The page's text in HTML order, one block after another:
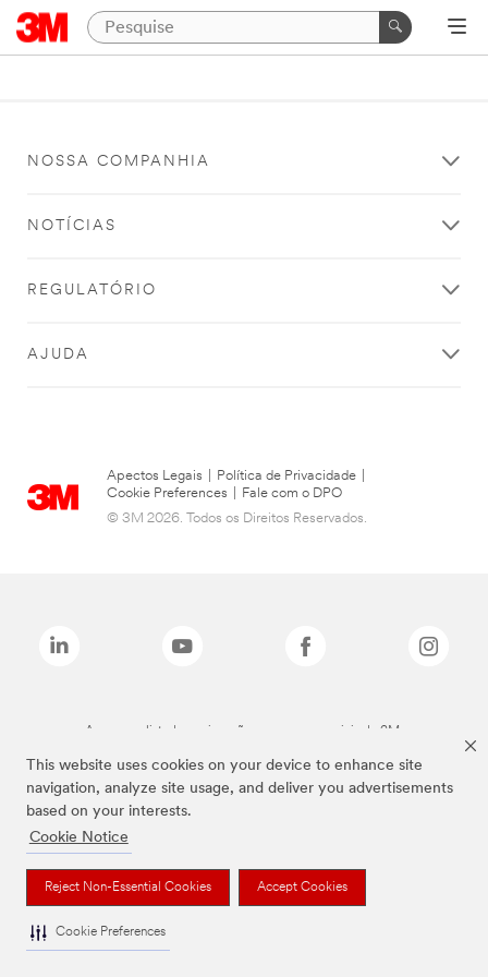
This website uses cookies on your device to enhance site
navigation, analyze site usage, and deliver you advertisements
based on your interests.
Cookie Notice
Reject Non-Essential Cookies Accept Cookies
Cookie Preferences
NOSSA COMPANHIA
NOTÍCIAS
REGULATÓRIO
AJUDA
Apectos Legais Política de Privacidade
Cookie Preferences
Fale com o DPO
© 3M 2026. Todos os Direitos Reservados.
As marcas listadas a cima são marcas comerciais da 3M.